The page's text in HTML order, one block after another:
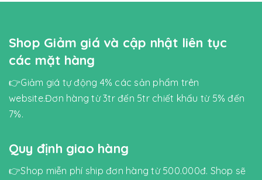
Shop Giảm giá và cập nhật liên tục
các mặt hàng
👉Giảm giá tự động 4% các sản phẩm trên
website.Đơn hàng từ 3tr đến 5tr chiết khấu từ 5% đến
7%.
Quy định giao hàng
👉Shop miễn phí ship đơn hàng từ 500.000đ. Shop sẽ